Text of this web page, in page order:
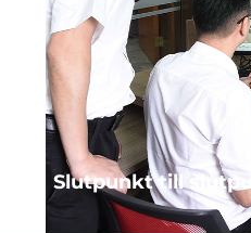
Slutpunkt till